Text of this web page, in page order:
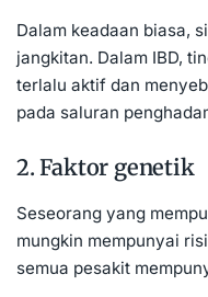
Dalam keadaan biasa,
jangkitan. Dalam IBD,
terlalu aktif dan
pada saluran
2. Faktor genetik
Seseorang yang
mungkin mempunyai
semua pesakit